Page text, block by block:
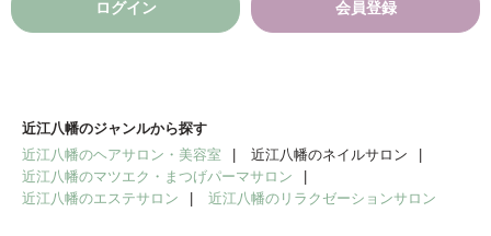
ログイン 会員登録
近江八幡のジャンルから探す
近江八幡のヘアサロン・美容室
近江八幡のネイルサロン
近江八幡のマツエク・まつげパーマサロン
近江八幡のエステサロン
近江八幡のリラクゼーションサロン